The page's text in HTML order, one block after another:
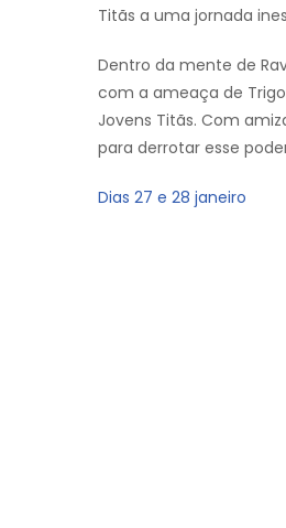
Titãs a uma jornada
Dentro da mente de
com a ameaça de
Jovens Titãs. Com
para derrotar esse
Dias 27 e 28 janeiro